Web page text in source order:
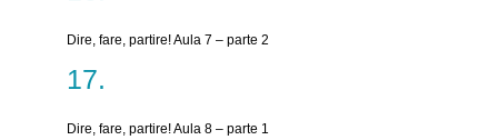
Dire, fare, partire! Aula 7 – parte 2
Dire, fare, partire! Aula 8 – parte 1